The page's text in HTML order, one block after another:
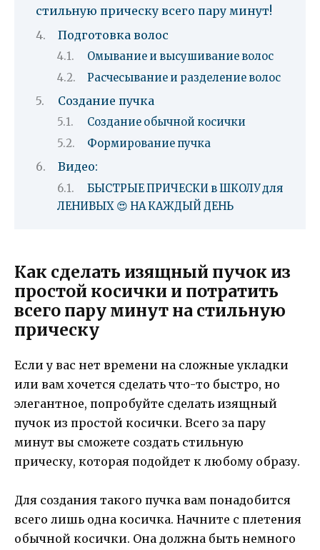
стильную прическу всего пару минут!
Подготовка волос
Омывание и высушивание волос
Расчесывание и разделение волос
Создание пучка
Создание обычной косички
Формирование пучка
Видео:
БЫСТРЫЕ ПРИЧЕСКИ в ШКОЛУ для
ЛЕНИВЫХ 😍 НА КАЖДЫЙ ДЕНЬ
Как сделать изящный пучок из
простой косички и потратить
всего пару минут на стильную
прическу
Если у вас нет времени на сложные укладки
или вам хочется сделать что-то быстро, но
элегантное, попробуйте сделать изящный
пучок из простой косички. Всего за пару
минут вы сможете создать стильную
прическу, которая подойдет к любому образу.
Для создания такого пучка вам понадобится
всего лишь одна косичка. Начните с плетения
обычной косички. Она должна быть немного